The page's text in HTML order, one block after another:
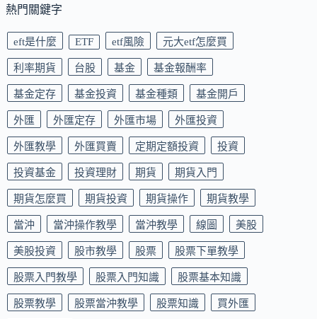
熱門關鍵字
eft是什麼 ETF etf風險 元大etf怎麼買
利率期貨 台股 基金 基金報酬率
基金定存 基金投資 基金種類 基金開戶
外匯 外匯定存 外匯市場 外匯投資
外匯教學 外匯買賣 定期定額投資 投資
投資基金 投資理財 期貨 期貨入門
期貨怎麼買 期貨投資 期貨操作 期貨教學
當沖 當沖操作教學 當沖教學 線圖 美股
美股投資 股市教學 股票 股票下單教學
股票入門教學 股票入門知識 股票基本知識
股票教學 股票當沖教學 股票知識 買外匯